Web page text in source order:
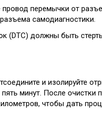
провод перемычки от
самодиагностики.
(DTC) должны быть
и изолируйте
минут. После очистки
чтобы дать